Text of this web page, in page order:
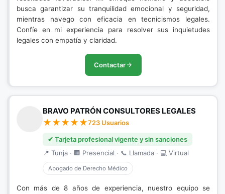
busca garantizar su tranquilidad emocional y seguridad,
mientras navego con eficacia en tecnicismos legales.
Confíe en mi experiencia para resolver sus inquietudes
legales con empatía y claridad.
Contactar
BRAVO PATRÓN CONSULTORES LEGALES
723 Usuarios
✔ Tarjeta profesional vigente y sin sanciones
📍 Tunja · 🏢 Presencial · 📞 Llamada · 💻 Virtual
Abogado de Derecho Médico
Con más de 8 años de experiencia, nuestro equipo se